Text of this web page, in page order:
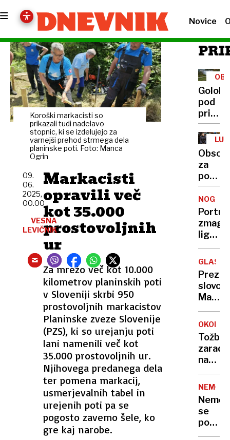
Novice
Koroški markacisti so
prikazali tudi nadelavo
stopnic, ki se izdelujejo za
varnejši prehod strmega dela
planinske poti. Foto: Manca
Ogrin
Markacisti
opravili več
kot 35.000
prostovoljnih
ur
Za mrežo več kot 10.000
kilometrov planinskih poti
v Sloveniji skrbi 950
prostovoljnih markacistov
Planinske zveze Slovenije
(PZS), ki so urejanju poti
lani namenili več kot
35.000 prostovoljnih ur.
Njihovega predanega dela
ter pomena markacij,
usmerjevalnih tabel in
urejenih poti pa se
pogosto zavemo šele, ko
gre kaj narobe.
09.
06.
2025,
00.00
VESNA
LEVIČNIK
pod
Bruslja
in
Nata
za
umora
in
lige
po
slovo
Matije
sina
Arsena
OKOLJE
Tožba
zaradi
v
Zalogu
se